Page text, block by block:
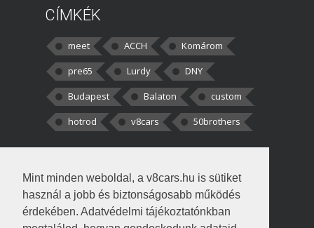
Mint minden weboldal, a v8cars.hu is sütiket
használ a jobb és biztonságosabb működés
érdekében. Adatvédelmi tájékoztatónkban
CÍMKÉK
meet ACCH
Komárom
pre65
Lurdy
DNY
Budapest
Balaton
custom
hotrod
v8cars 50brothers
kortisz:Elszúrtam! Én csak két
darabbaal számoltam. Nem tudtam, hogy fél autót,